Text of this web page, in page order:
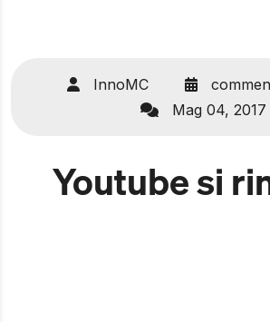
InnoMC
Mag 04, 2017
Youtube si